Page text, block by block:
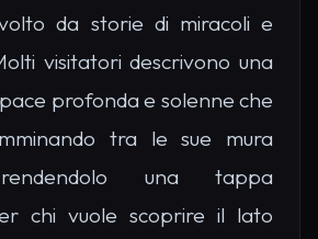
da storie di miracoli e
visitatori descrivono una
profonda e solenne che
tra le sue mura
una tappa
chi vuole scoprire il lato